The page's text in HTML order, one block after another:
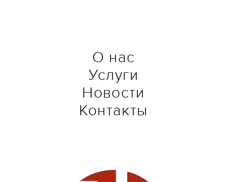
О нас
Услуги
Новости
Контакты